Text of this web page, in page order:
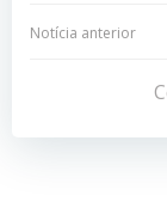
Post
Notícia anterior